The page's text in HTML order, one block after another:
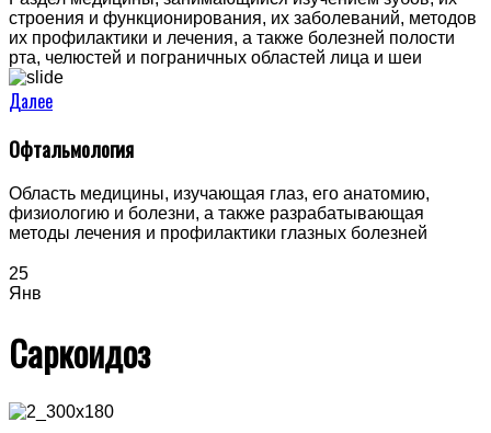
строения и функционирования, их заболеваний, методов
их профилактики и лечения, а также болезней полости
рта, челюстей и пограничных областей лица и шеи
Далее
Офтальмология
Область медицины, изучающая глаз, его анатомию,
физиологию и болезни, а также разрабатывающая
методы лечения и профилактики глазных болезней
25
Янв
Саркоидоз